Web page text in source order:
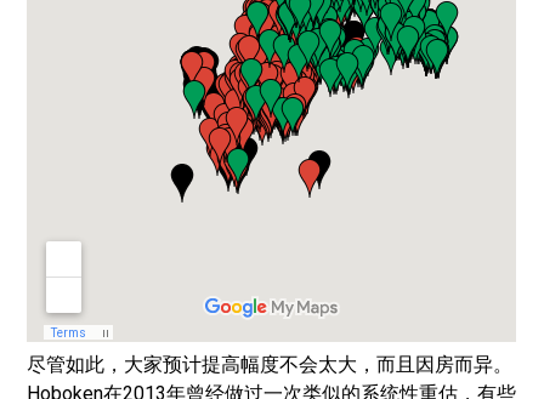
尽管如此，大家预计提高幅度不会太大，而且因房而异。
Hoboken在2013年曾经做过一次类似的系统性重估，有些